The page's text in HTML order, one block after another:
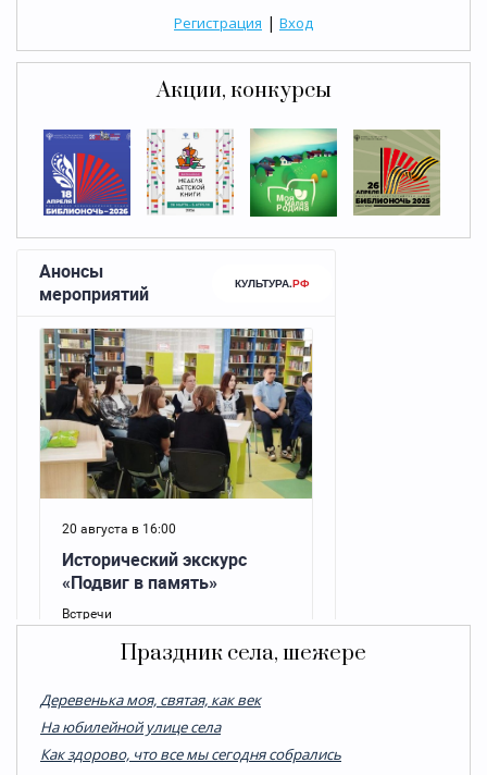
Регистрация | Вход
Акции, конкурсы
Праздник села, шежере
Деревенька моя, святая, как век
На юбилейной улице села
Как здорово, что все мы сегодня собрались